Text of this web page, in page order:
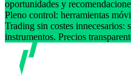
oportunidades y
Pleno control: herramientas
Trading sin costes innecesarios:
instrumentos. Precios